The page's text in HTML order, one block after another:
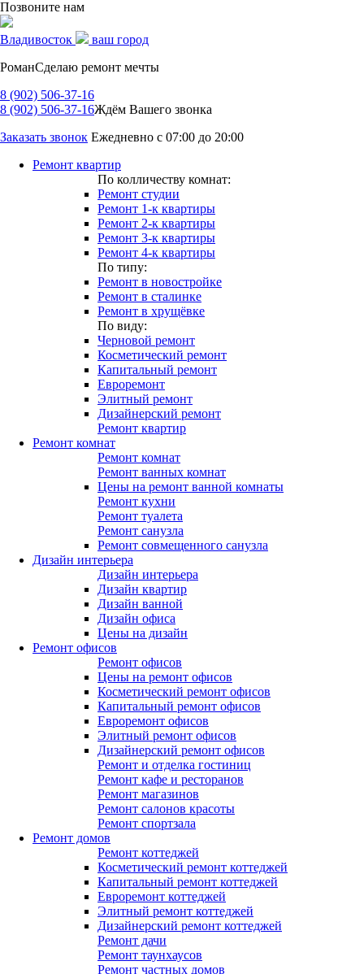
Позвоните нам
Владивосток
ваш город
РоманСделаю ремонт мечты
8 (902) 506-37-16
8 (902) 506-37-16Ждём Вашего звонка
Заказать звонок Ежедневно с 07:00 до 20:00
Ремонт квартир
По колличеству комнат:
Ремонт студии
Ремонт 1-к квартиры
Ремонт 2-к квартиры
Ремонт 3-к квартиры
Ремонт 4-к квартиры
По типу:
Ремонт в новостройке
Ремонт в сталинке
Ремонт в хрущёвке
По виду:
Черновой ремонт
Косметический ремонт
Капитальный ремонт
Евроремонт
Элитный ремонт
Дизайнерский ремонт
Ремонт квартир
Ремонт комнат
Ремонт комнат
Ремонт ванных комнат
Цены на ремонт ванной комнаты
Ремонт кухни
Ремонт туалета
Ремонт санузла
Ремонт совмещенного санузла
Дизайн интерьера
Дизайн интерьера
Дизайн квартир
Дизайн ванной
Дизайн офиса
Цены на дизайн
Ремонт офисов
Ремонт офисов
Цены на ремонт офисов
Косметический ремонт офисов
Капитальный ремонт офисов
Евроремонт офисов
Элитный ремонт офисов
Дизайнерский ремонт офисов
Ремонт и отделка гостиниц
Ремонт кафе и ресторанов
Ремонт магазинов
Ремонт салонов красоты
Ремонт спортзала
Ремонт домов
Ремонт коттеджей
Косметический ремонт коттеджей
Капитальный ремонт коттеджей
Евроремонт коттеджей
Элитный ремонт коттеджей
Дизайнерский ремонт коттеджей
Ремонт дачи
Ремонт таунхаусов
Ремонт частных домов